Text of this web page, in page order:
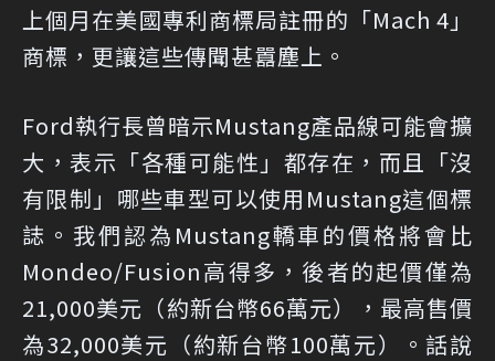
上個月在美國專利商標局註冊的「Mach 4」
商標，更讓這些傳聞甚囂塵上。
Ford執行長曾暗示Mustang產品線可能會擴
大，表示「各種可能性」都存在，而且「沒
有限制」哪些車型可以使用Mustang這個標
誌。我們認為Mustang轎車的價格將會比
Mondeo/Fusion高得多，後者的起價僅為
21,000美元（約新台幣66萬元），最高售價
為32,000美元（約新台幣100萬元）。話說